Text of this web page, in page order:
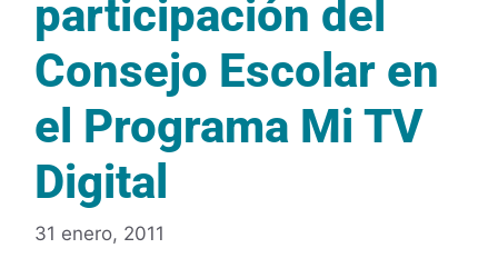
participación del
Consejo Escolar en
el Programa Mi TV
Digital
31 enero, 2011